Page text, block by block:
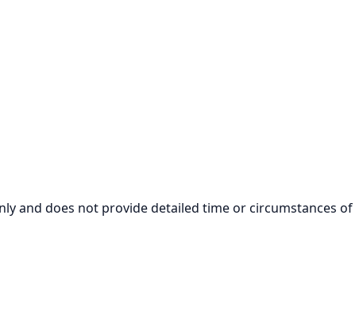
and does not provide detailed time or circumstances of